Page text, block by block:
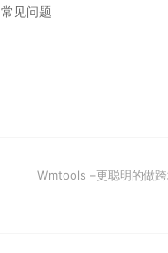
常见问题
Wmtools –更聪明的做